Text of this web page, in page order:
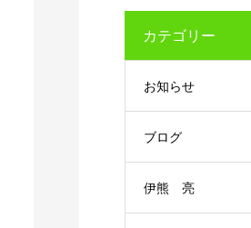
カテゴリー
お知らせ
ブログ
伊熊 亮